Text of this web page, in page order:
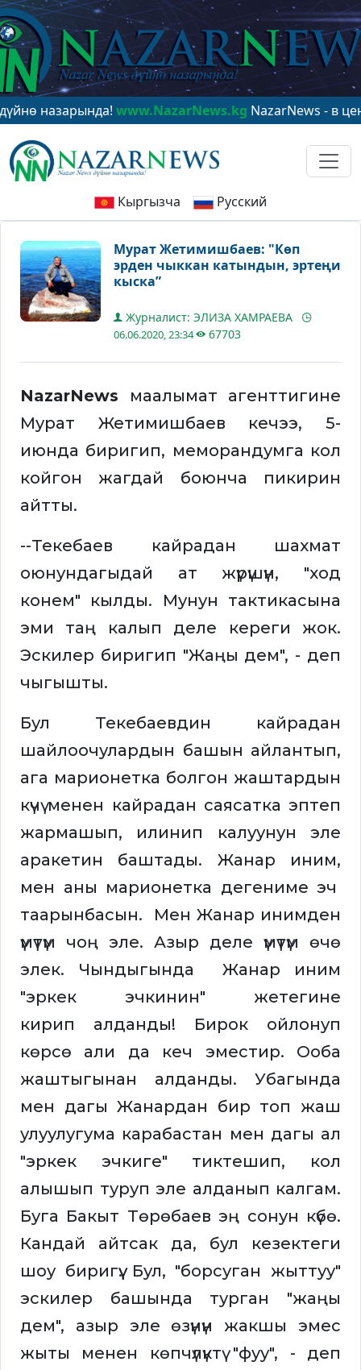
www.NazarNews.kgNazarNews - в центре
Кыргызча Русский
Мурат Жетимишбаев: "Көп
эрден чыккан катындын, эртеңи
кыска”
Журналист: ЭЛИЗА ХАМРАЕВА
06.06.2020, 23:34 67703
NazarNews маалымат агенттигине
Мурат Жетимишбаев кечээ, 5-
июнда биригип, меморандумга кол
койгон жагдай боюнча пикирин
айтты.
--Текебаев кайрадан шахмат
оюнундагыдай ат жүрүшүн, "ход
конем" кылды. Мунун тактикасына
эми таң калып деле кереги жок.
Эскилер биригип "Жаңы дем", - деп
чыгышты.
Бул Текебаевдин кайрадан
шайлоочулардын башын айлантып,
ага марионетка болгон жаштардын
күчү менен кайрадан саясатка эптеп
жармашып, илинип калуунун эле
аракетин баштады. Жанар иним,
мен аны марионетка дегениме эч
таарынбасын. Мен Жанар инимден
үмүтүм чоң эле. Азыр деле үмүтүм өчө
элек. Чындыгында Жанар иним
"эркек эчкинин" жетегине
кирип алданды! Бирок ойлонуп
көрсө али да кеч эместир. Ооба
жаштыгынан алданды. Убагында
мен дагы Жанардан бир топ жаш
улуулугума карабастан мен дагы ал
"эркек эчкиге" тиктешип, кол
алышып туруп эле алданып калгам.
Буга Бакыт Төрөбаев эң сонун күбө.
Кандай айтсак да, бул кезектеги
шоу биригүү. Бул, "борсуган жыттуу"
эскилер башында турган "жаңы
дем", азыр эле өзүнүн жакшы эмес
жыты менен көпчүлүктү "фуу", - деп